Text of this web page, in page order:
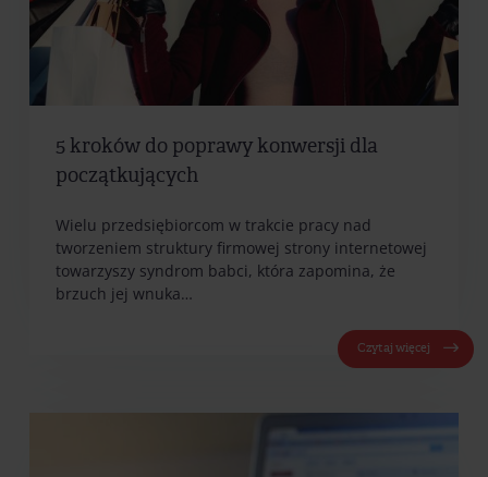
5 kroków do poprawy konwersji dla
początkujących
Wielu przedsiębiorcom w trakcie pracy nad
tworzeniem struktury firmowej strony internetowej
towarzyszy syndrom babci, która zapomina, że
brzuch jej wnuka…
Czytaj więcej